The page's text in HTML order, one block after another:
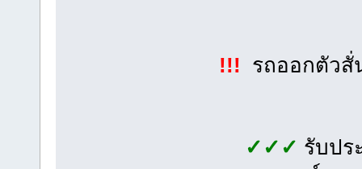
!!! รถออกตัวสั่
✓✓✓ รับปร